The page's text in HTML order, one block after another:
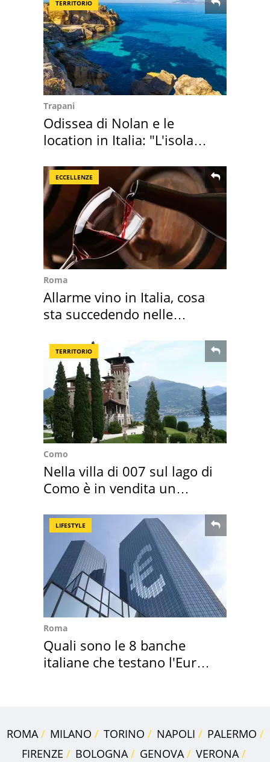
TERRITORIO
Trapani
Odissea di Nolan e le
location in Italia: "L'isola
ECCELLENZE
Roma
Allarme vino in Italia, cosa
sta succedendo nelle
TERRITORIO
Como
Nella villa di 007 sul lago di
Como è in vendita un
LIFESTYLE
Roma
Quali sono le 8 banche
italiane che testano l'Euro
ROMA MILANO TORINO NAPOLI
PALERMO
FIRENZE
BOLOGNA GENOVA
VERONA